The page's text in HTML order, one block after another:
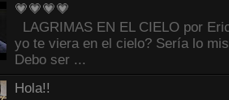
💗💗💗💗
LAGRIMAS EN EL CIELO por
yo te viera en el cielo? Sería lo
Debo ser ...
Hola!!